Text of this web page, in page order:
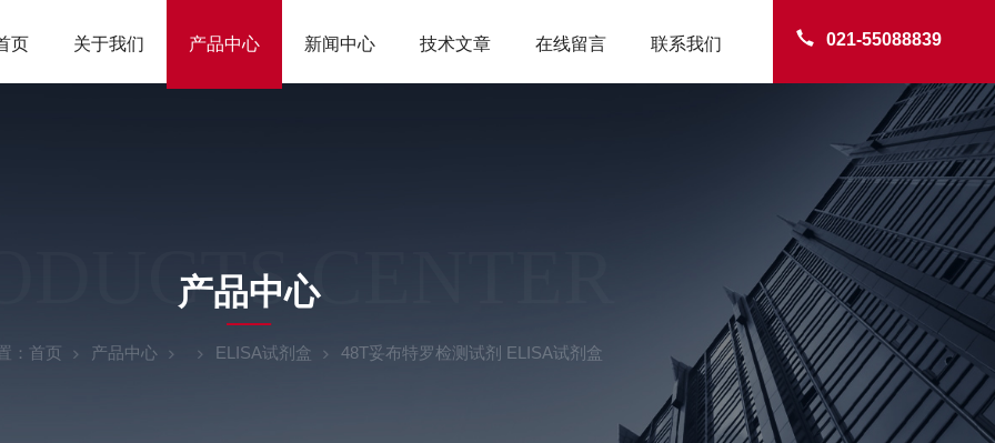
021-55088839
页 关于我们 产品中心 新闻中心 技术文章 在线留言 联系我们
CENTER
产品中心
： 首页 产品中心 ELISA试剂盒 48T妥布特罗检测试剂 ELISA试剂盒